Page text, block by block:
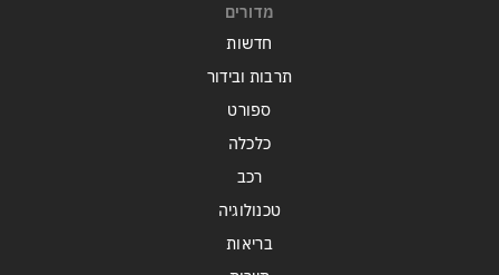
מדורים
חדשות
תרבות ובידור
ספורט
כלכלה
רכב
טכנולוגיה
בריאות